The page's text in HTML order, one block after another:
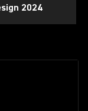
2024